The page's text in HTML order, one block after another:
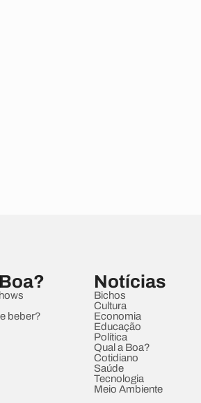
beber?
Notícias
Bichos
Cultura
Economia
Educação
Política
Qual a Boa?
Cotidiano
Saúde
Tecnologia
Meio Ambiente